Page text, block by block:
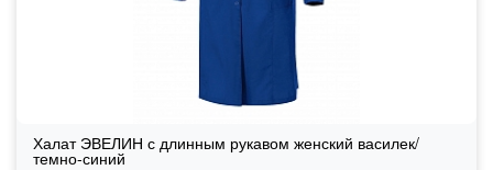
Халат ЭВЕЛИН с длинным рукавом женский василек/
темно-синий